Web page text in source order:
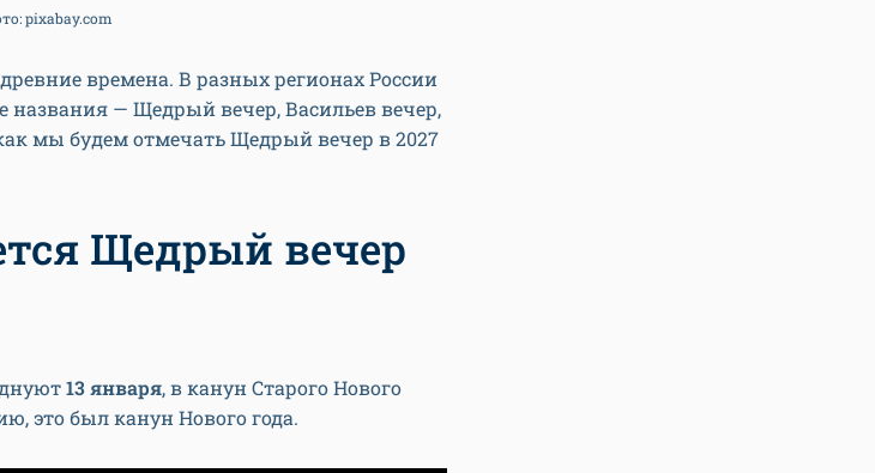
pixabay.com
времена. В разных регионах России
названия — Щедрый вечер, Васильев вечер,
мы будем отмечать Щедрый вечер в 2027
Щедрый вечер
13 января, в канун Старого Нового
это был канун Нового года.